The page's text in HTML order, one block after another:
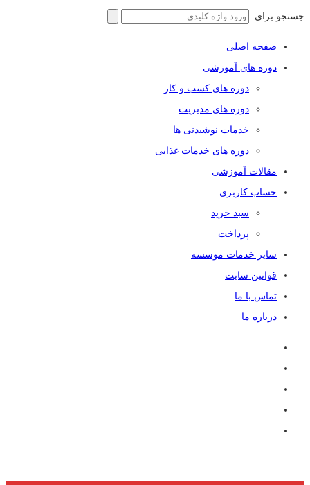
جستجو برای:
صفحه اصلی
دوره های آموزشی
دوره های کسب و کار
دوره های مدیریت
خدمات نوشیدنی ها
دوره های خدمات غذایی
مقالات آموزشی
حساب کاربری
سبد خرید
پرداخت
سایر خدمات موسسه
قوانین سایت
تماس با ما
درباره ما